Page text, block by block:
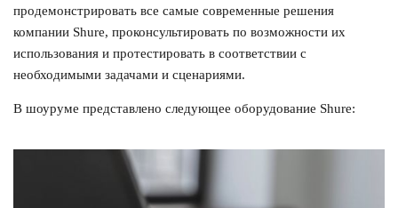
продемонстрировать все самые современные решения
компании Shure, проконсультировать по возможности их
использования и протестировать в соответствии с
необходимыми задачами и сценариями.
В шоуруме представлено следующее оборудование Shure: